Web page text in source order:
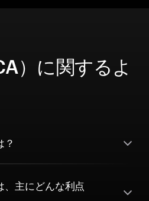
）に関するよ
？
主にどんな利点